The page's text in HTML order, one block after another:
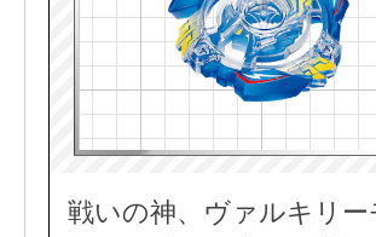
戦いの神、ヴァルキリ